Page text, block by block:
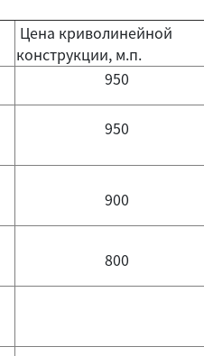
Цена криволинейной
конструкции, м.п.
950
950
900
800